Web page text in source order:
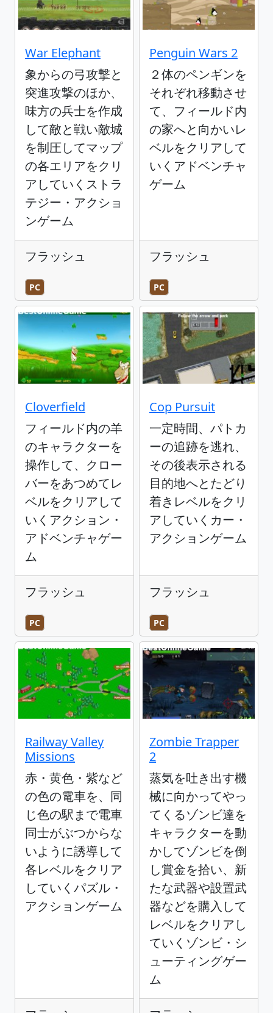
War Elephant
象からの弓攻撃と
突進攻撃のほか、
味方の兵士を作成
して敵と戦い敵城
を制圧してマップ
の各エリアをクリ
アしていくストラ
テジー・アクショ
ンゲーム
フラッシュ
PC
Penguin Wars 2
２体のペンギンを
それぞれ移動させ
て、フィールド内
の家へと向かいレ
ベルをクリアして
いくアドベンチャ
ゲーム
フラッシュ
PC
Cloverfield
フィールド内の羊
のキャラクターを
操作して、クロー
バーをあつめてレ
ベルをクリアして
いくアクション・
アドベンチャゲー
ム
フラッシュ
PC
Cop Pursuit
一定時間、パトカ
ーの追跡を逃れ、
その後表示される
目的地へとたどり
着きレベルをクリ
アしていくカー・
アクションゲーム
フラッシュ
PC
Railway Valley
Missions
赤・黄色・紫など
の色の電車を、同
じ色の駅まで電車
同士がぶつからな
いように誘導して
各レベルをクリア
していくパズル・
アクションゲーム
Zombie Trapper
2
蒸気を吐き出す機
械に向かってやっ
てくるゾンビ達を
キャラクターを動
かしてゾンビを倒
し賞金を拾い、新
たな武器や設置武
器などを購入して
レベルをクリアし
ていくゾンビ・シ
ューティングゲー
ム